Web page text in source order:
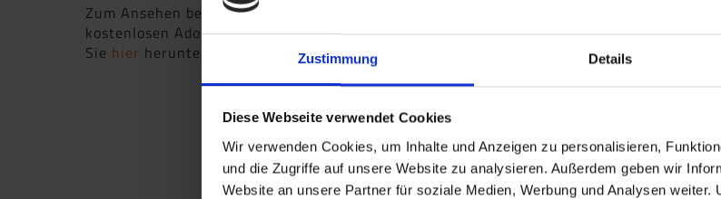
Zustimmung Details
Diese Webseite verwendet Cookies
Wir verwenden Cookies, um Inhalte und Anzeigen zu personalisieren,
und die Zugriffe auf unsere Website zu analysieren. Außerdem geben wir
Website an unsere Partner für soziale Medien, Werbung und Analysen
Zum Ansehen benötigen Sie den
kostenlosen Adobe Reader, den
Sie hier herunterladen können.
Bedienungsanleitung BOLTA-Heißklebepistole DE
PDF, 84 KB
SHI-Produktpass Q-Serie
PDF, 4,6 MB